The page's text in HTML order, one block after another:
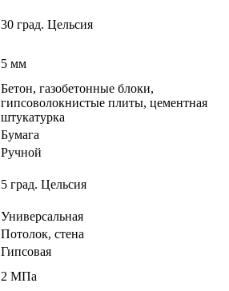
30 град. Цельсия
5 мм
Бетон, газобетонные блоки,
гипсоволокнистые плиты, цементная
штукатурка
Бумага
Ручной
5 град. Цельсия
Универсальная
Потолок, стена
Гипсовая
2 МПа